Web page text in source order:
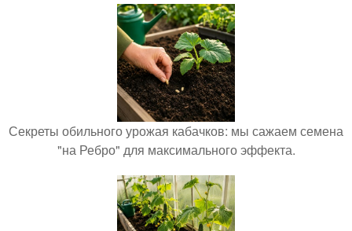
Секреты обильного урожая кабачков: мы сажаем семена
"на Ребро" для максимального эффекта.